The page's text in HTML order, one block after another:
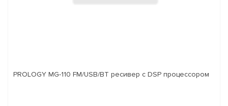
PROLOGY MG-110 FM/USB/BT ресивер с DSP процессором